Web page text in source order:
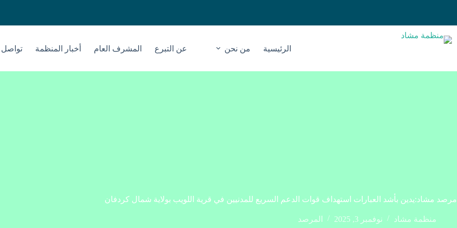
الرئيسية من نحن عن التبرع المشرف العام أخبار المنظمة تواصل
مرصد مشاد:يدين بأشد العبارات استهداف قوات الدعم السريع للمدنيين في قرية اللويب بولاية شمال كردفان
منظمة مشاد نوفمبر 3, 2025 المرصد